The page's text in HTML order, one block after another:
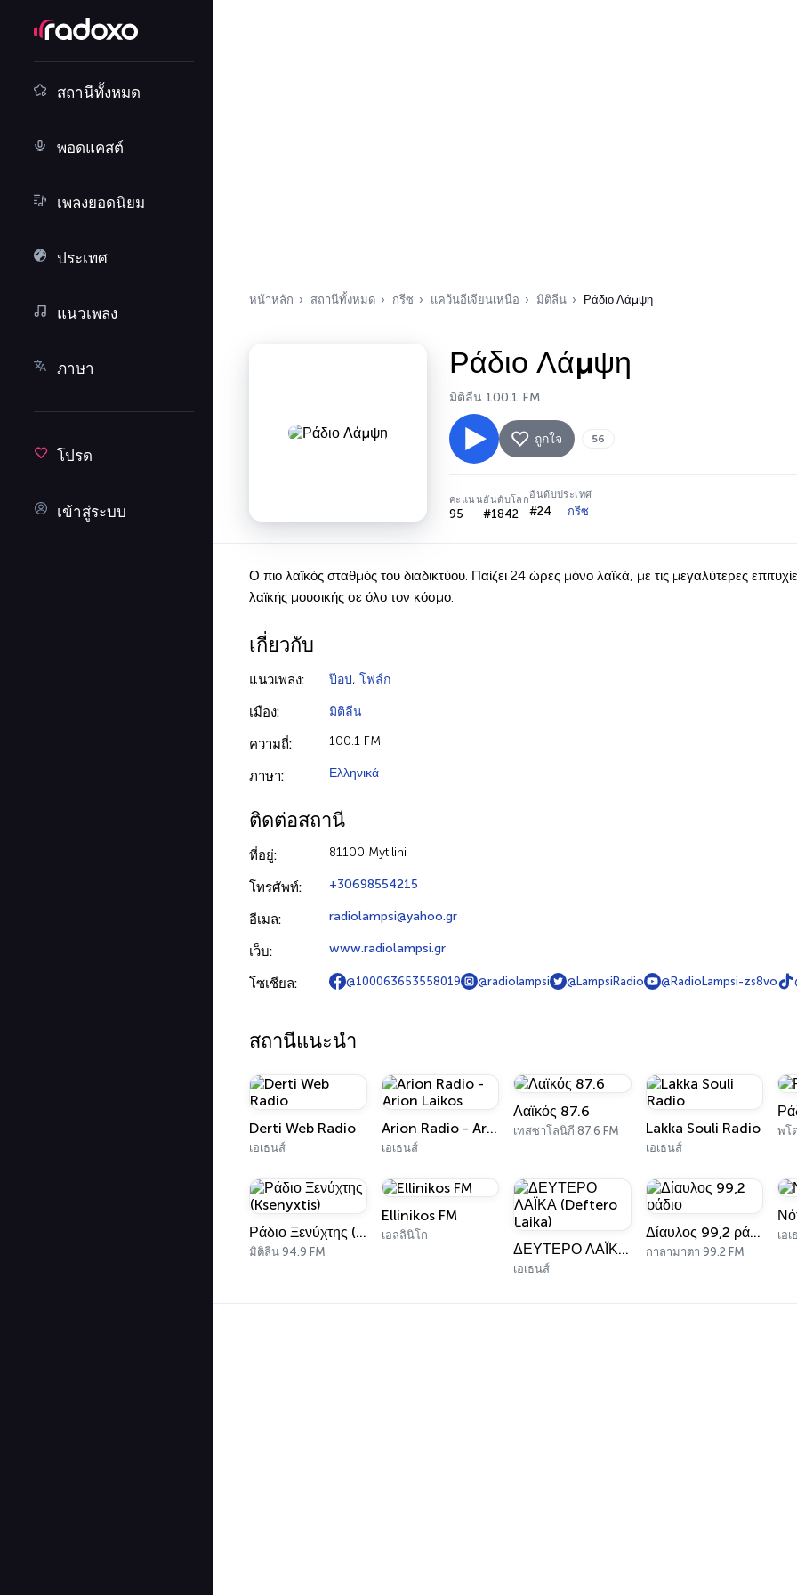
สถานีทั้งหมด
พอดแคสต์
เพลงยอดนิยม
ประเทศ
แนวเพลง
ภาษา
โปรด
เข้าสู่ระบบ
หน้าหลัก สถานีทั้งหมด กรีซ แคว้นอีเจียนเหนือ มิติลีน Ράδιο Λάμψη
Ράδιο Λάμψη
มิติลีน 100.1 FM
ถูกใจ 56
คะแนน
95
อันดับโลก
#1842
อันดับประเทศ
#24 กรีซ
Ο πιο λαϊκός σταθμός του διαδικτύου. Παίζει 24 ώρες μόνο λαϊκά, με τις μεγαλύτερες
λαϊκής μουσικής σε όλο τον κόσμο.
เกี่ยวกับ
แนวเพลง: ป๊อป, โฟล์ก
เมือง: มิติลีน
ความถี่: 100.1 FM
ภาษา: Ελληνικά
ติดต่อสถานี
ที่อยู่: 81100 Mytilini
โทรศัพท์: +30698554215
อีเมล: radiolampsi@yahoo.gr
เว็บ: www.radiolampsi.gr
โซเชียล: @100063653558019 @radiolampsi @LampsiRadio @RadioLampsi-zs8vo
สถานีแนะนำ
Derti Web Radio
เอเธนส์
Arion Radio - Arion Laikos
เอเธนส์
Λαϊκός 87.6
เทสซาโลนิกี 87.6 FM Lakka Souli Radio
เอเธนส์
พโ
Ράδιο Ξενύχτης (Ksenyxtis)
มิติลีน 94.9 FM
Ellinikos FM
เอลลินิโก
ΔΕΥΤΕΡΟ ΛΑΪΚΑ (Deftero Laika)
เอเธนส์
Δίαυλος 99,2 ράδιο
กาลามาตา 99.2 FM
เอ